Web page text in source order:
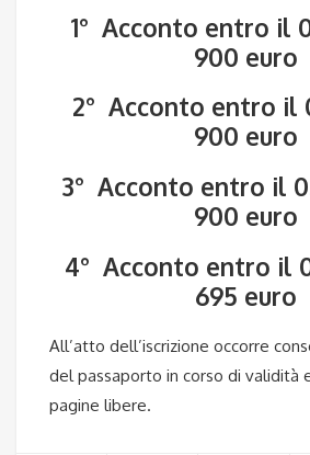
1° Acconto entro il
900 euro
2° Acconto entro il
900 euro
3° Acconto entro il
900 euro
4° Acconto entro il
695 euro
All’atto dell’iscrizione occorre
del passaporto in corso di validità
pagine libere.